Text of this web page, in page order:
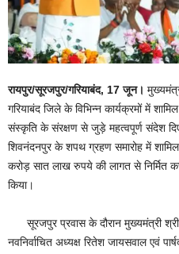
रायपुर/सूरजपुर/गरियाबंद, 17 जून।
गरियाबंद जिले के विभिन्न कार्यक्रमों में
संस्कृति के संरक्षण से जुड़े महत्वपूर्ण संदेश
शिवनंदनपुर के शपथ ग्रहण समारोह में
करोड़ सात लाख रुपये की लागत से निर्मित
किया।
सूरजपुर प्रवास के दौरान मुख्यमंत्री
नवनिर्वाचित अध्यक्ष रितेश जायसवाल एवं